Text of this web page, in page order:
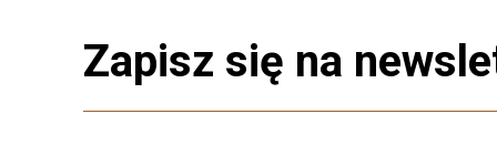
Zapisz się na